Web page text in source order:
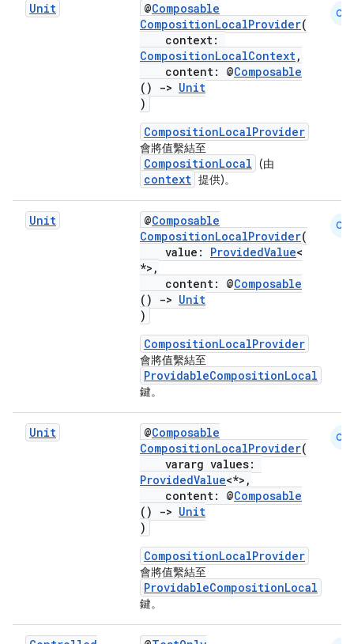
Unit @Composable
CompositionLocalProvider(
context:
CompositionLocalContext,
content: @Composable
()
-> Unit
)
CompositionLocalProvider
會將值繫結至
CompositionLocal (由
context 提供)。
CM
Unit @Composable
CompositionLocalProvider(
value: ProvidedValue<
*>,
content: @Composable
()
-> Unit
)
CompositionLocalProvider
會將值繫結至
ProvidableCompositionLocal
鍵。
CM
Unit @Composable
CompositionLocalProvider(
vararg values:
ProvidedValue<*>,
content: @Composable
()
-> Unit
)
CompositionLocalProvider
會將值繫結至
ProvidableCompositionLocal
鍵。
CM